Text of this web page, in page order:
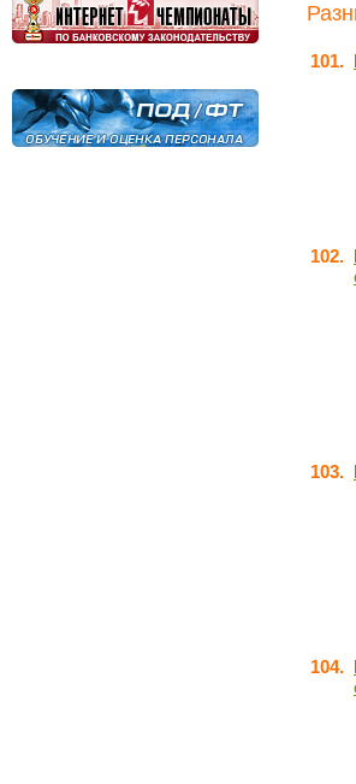
101.
102.
103.
104.